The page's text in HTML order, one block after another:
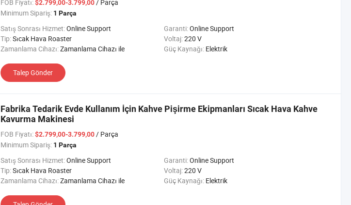
FOB Fiyatı:$2.799,00-3.799,00/ Parça
Minimum Sipariş: 1 Parça
Satış Sonrası Hizmet:Online Support Garanti:Online Support
Tip:Sıcak Hava Roaster Voltaj:220 V
Zamanlama Cihazı:Zamanlama Cihazı ile Güç Kaynağı: Elektrik
Talep Gönder
Fabrika Tedarik Evde Kullanım İçin Kahve Pişirme Ekipmanları Sıcak Hava Kahve
Kavurma Makinesi
FOB Fiyatı:$2.799,00-3.799,00/ Parça
Minimum Sipariş: 1 Parça
Satış Sonrası Hizmet:Online Support Garanti:Online Support
Tip:Sıcak Hava Roaster Voltaj:220 V
Zamanlama Cihazı:Zamanlama Cihazı ile Güç Kaynağı: Elektrik